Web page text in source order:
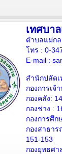
เทศบา
ตำบลแม่กล
โทร : 0-
E-mail :
สำนักปลัด
กองการเจ้
กองคลัง:
กองช่าง :
กองการศึก
กองสาธา
151-153
กองยุทธศ